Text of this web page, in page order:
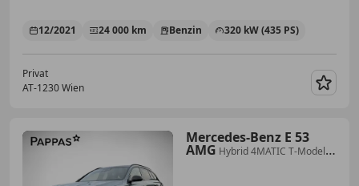
12/2021 24 000 km Benzin 320 kW (435 PS)
Privat
AT-1230 Wien
Mercedes-Benz E 53
AMG Hybrid 4MATIC T-Modell